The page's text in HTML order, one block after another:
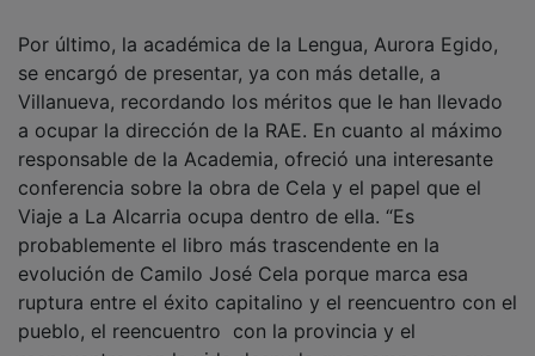
se encargó de presentar, ya con más detalle, a
Villanueva, recordando los méritos que le han llevado
a ocupar la dirección de la RAE. En cuanto al máximo
responsable de la Academia, ofreció una interesante
conferencia sobre la obra de Cela y el papel que el
Viaje a La Alcarria ocupa dentro de ella. “Es
probablemente el libro más trascendente en la
evolución de Camilo José Cela porque marca esa
ruptura entre el éxito capitalino y el reencuentro con el
pueblo, el reencuentro con la provincia y el
reencuentro con la vida desnuda que campa por sus